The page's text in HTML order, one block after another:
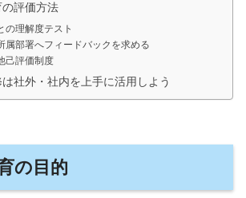
評価方法
の理解度テスト
属部署へフィードバックを求める
己評価制度
社外・社内を上手に活用しよう
の目的